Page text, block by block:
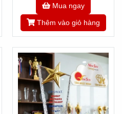
Mua ngay
Thêm vào giỏ hàng